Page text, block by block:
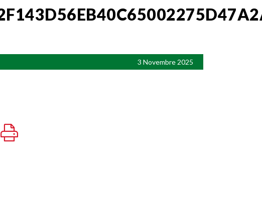
3 Novembre 2025